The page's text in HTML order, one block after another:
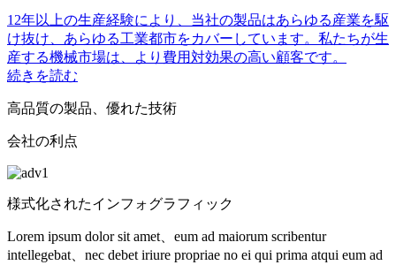
12年以上の生産経験により、当社の製品はあらゆる産業を駆
け抜け、あらゆる工業都市をカバーしています。私たちが生
産する機械市場は、より費用対効果の高い顧客です。
続きを読む
高品質の製品、優れた技術
会社の利点
様式化されたインフォグラフィック
Lorem ipsum dolor sit amet、eum ad maiorum scribentur
intellegebat、nec debet iriure propriae no ei qui prima atqui eum ad